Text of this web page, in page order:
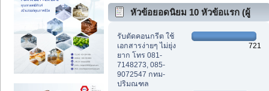
หัวข้อยอดนิยม 10 หัวข้อแรก (ผู้
ตอบสูงสุด)
รับตัดคอนกรีต ใช้
เอกสารง่ายๆ ไม่ยุ่ง
ยาก โทร 081-
7148273, 085-
9072547 กทม-
ปริมณฑล
721